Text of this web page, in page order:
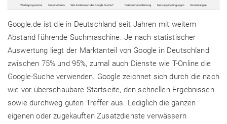
Google.de ist die in Deutschland seit Jahren mit weitem
Abstand führende Suchmaschine. Je nach statistischer
Auswertung liegt der Marktanteil von Google in Deutschland
zwischen 75% und 95%, zumal auch Dienste wie T-Online die
Google-Suche verwenden. Google zeichnet sich durch die nach
wie vor überschaubare Startseite, den schnellen Ergebnissen
sowie durchweg guten Treffer aus. Lediglich die ganzen
eigenen oder zugekauften Zusatzdienste verwässern